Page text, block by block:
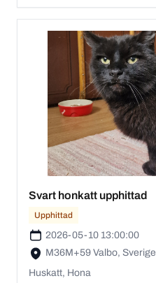
Svart honkatt upphittad
Upphittad
2026-05-10 13:00:00
M36M+59 Valbo, Sverige
Huskatt, Hona